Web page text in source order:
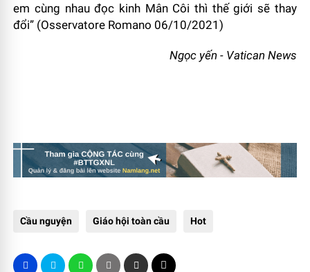
em cùng nhau đọc kinh Mân Côi thì thế giới sẽ thay
đổi” (Osservatore Romano 06/10/2021)
Ngọc yến - Vatican News
Cầu nguyện Giáo hội toàn cầu Hot